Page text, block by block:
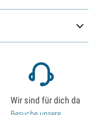
Wir sind für dich da